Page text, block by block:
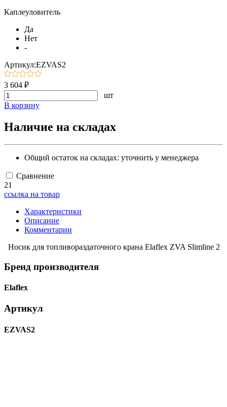
Каплеуловитель
Да
Нет
-
Артикул:EZVAS2
3 604 ₽
шт
В корзину
Наличие на складах
Общий остаток на складах: уточнить у менеджера
Сравнение
21
ссылка на товар
Характеристики
Описание
Комментарии
Носик для топливораздаточного крана Elaflex ZVA Slimline 2
Бренд производителя
Elaflex
Артикул
EZVAS2